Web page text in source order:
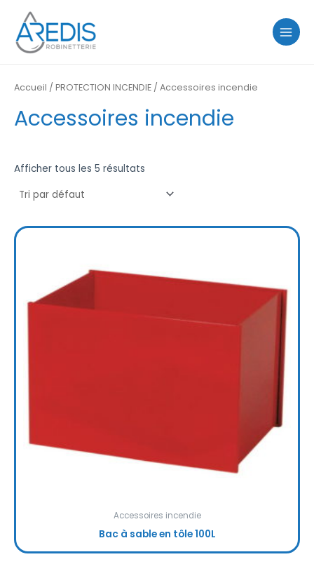
contenu
MENU
Accueil / PROTECTION INCENDIE / Accessoires incendie
Accessoires incendie
Afficher tous les 5 résultats
Accessoires incendie
Bac à sable en tôle 100L